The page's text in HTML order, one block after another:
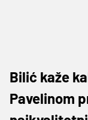
Bilić kaže
Pavelinom